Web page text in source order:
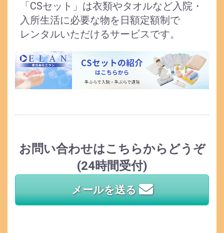
「CSセット」は衣類やタオルなど入院・
入所生活に必要な物を日額定額制で
レンタルいただけるサービスです。
お問い合わせはこちらからどうぞ
(24時間受付)
メールを送る